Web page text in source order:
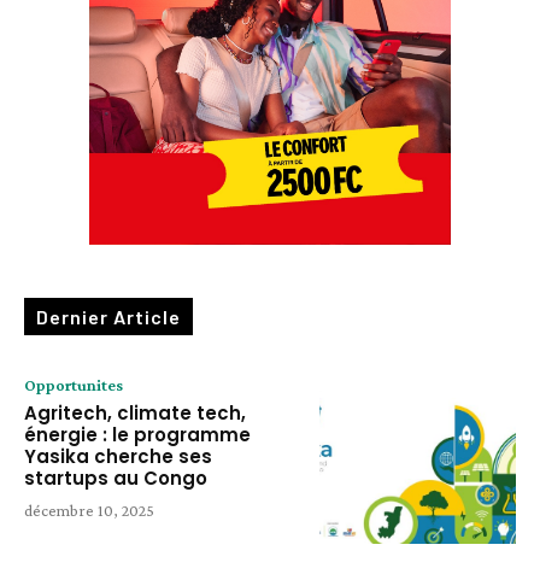
Dernier Article
Opportunites
Agritech, climate tech,
énergie : le programme
Yasika cherche ses
startups au Congo
décembre 10, 2025